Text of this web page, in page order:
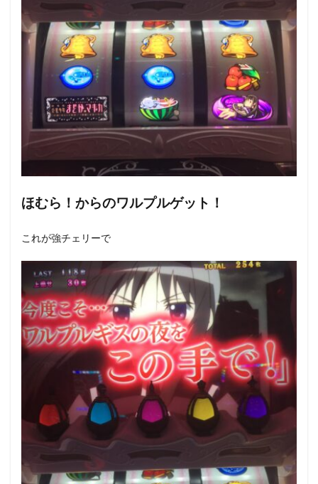
ほむら！からのワルプルゲット！
これが強チェリーで